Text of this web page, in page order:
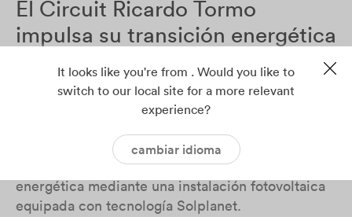
El Circuit Ricardo Tormo
impulsa su transición energética
con Solplanet
El Circuit Ricardo Tormo, uno de los referentes
competiciones como MotoGP, ha dado un paso
más en su compromiso con la eficiencia
energética mediante una instalación fotovoltaica
equipada con tecnología Solplanet.
It looks like you're from . Would you like to
switch to our local site for a more relevant
experience?
cambiar idioma